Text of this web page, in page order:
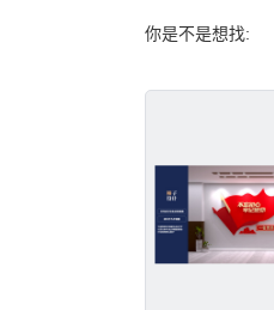
你是不是想找: